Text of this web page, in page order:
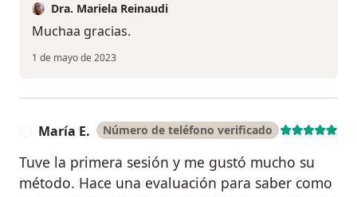
Dra. Mariela Reinaudi
Muchaa gracias.
1 de mayo de 2023
María E. Número de teléfono verificado
Tuve la primera sesión y me gustó mucho su
método. Hace una evaluación para saber como